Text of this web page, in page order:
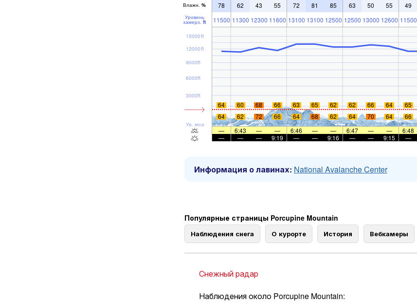
Влажн. % 78 62 43 55 72 81 85 63 50 55 49
Уровень
замерз. ft 11500 11300 12300 11600 13100 13100 12500 12500 13000 12600 11500
Ур. моря
3000ft
6000ft
9000ft
12000ft
15000ft
64 60 68 66 63 65 62 62 66 64 65
64
62 72 66 64 68 62 64 70 64 66
—
6:43 — — 6:46 — — 6:47 — — 6:48
—
— — 9:19 — — 9:16 — — 9:15 —
Информация о лавинах: National Avalanche Center
Популярные страницы Porcupine Mountain
Наблюдения снега О курорте История Вебкамеры
Снежный радар
Наблюдения около Porcupine Mountain: